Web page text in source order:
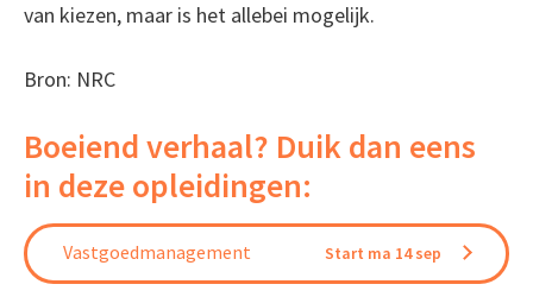
van kiezen, maar is het allebei mogelijk.
Bron: NRC
Boeiend verhaal? Duik dan eens
in deze opleidingen:
Vastgoedmanagement Start ma 14 sep